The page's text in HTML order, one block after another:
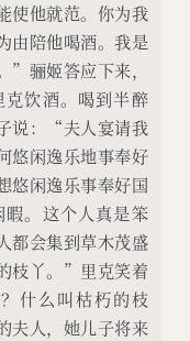
使他就范。你为我
由陪他喝酒。我是
”骊姬答应下来，
饮酒。喝到半醉
说：“夫人宴请我
悠闲逸乐地事奉好
闲逸乐事奉好国
。这个人真是笨
都会集到草木茂盛
枝丫。”里克笑着
什么叫枯朽的枝
夫人，她儿子将来